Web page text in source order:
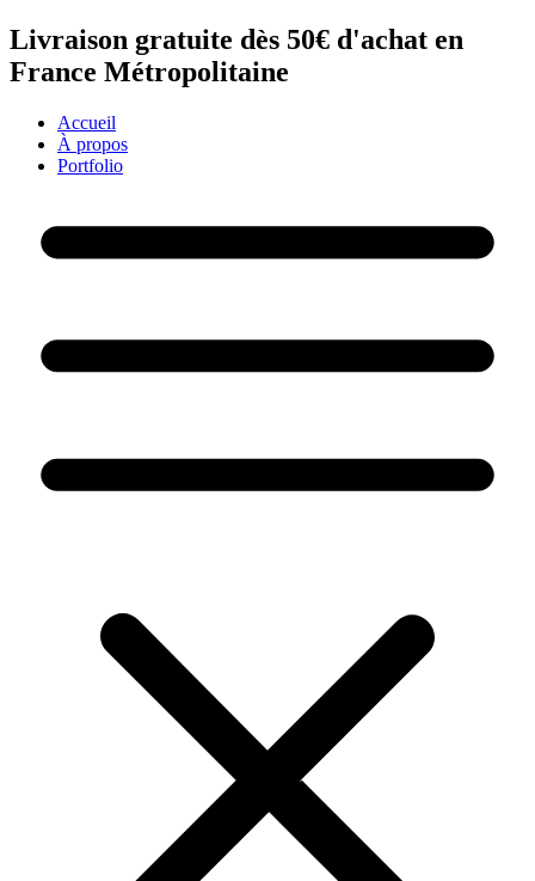
Aller
au
contenu
Livraison gratuite dès 50€ d'achat en
France Métropolitaine
Accueil
À propos
Portfolio